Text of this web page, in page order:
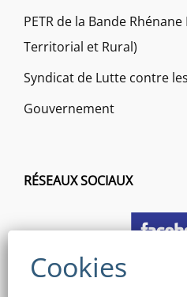
PETR de la Bande
Territorial et Rural)
Syndicat de Lutte contre
Gouvernement
RÉSEAUX SOCIAUX